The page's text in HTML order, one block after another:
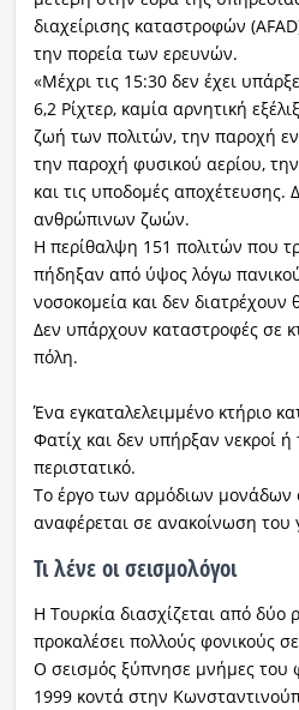
διαχείρισης καταστροφών
την πορεία των ερευνών.
«Μέχρι τις 15:30 δεν έχει
6,2 Ρίχτερ, καμία αρνητική
ζωή των πολιτών, την παροχή
την παροχή φυσικού αερίου,
και τις υποδομές αποχέτευσης.
ανθρώπινων ζωών.
Η περίθαλψη 151 πολιτών που
πήδηξαν από ύψος λόγω
νοσοκομεία και δεν διατρέχουν
Δεν υπάρχουν καταστροφές σε
πόλη.
Ένα εγκαταλελειμμένο κτήριο
Φατίχ και δεν υπήρξαν νεκροί ή
περιστατικό.
Το έργο των αρμόδιων μονάδων
αναφέρεται σε ανακοίνωση του
Τι λένε οι σεισμολόγοι
Η Τουρκία διασχίζεται από δύο
προκαλέσει πολλούς φονικούς
Ο σεισμός ξύπνησε μνήμες του
1999 κοντά στην